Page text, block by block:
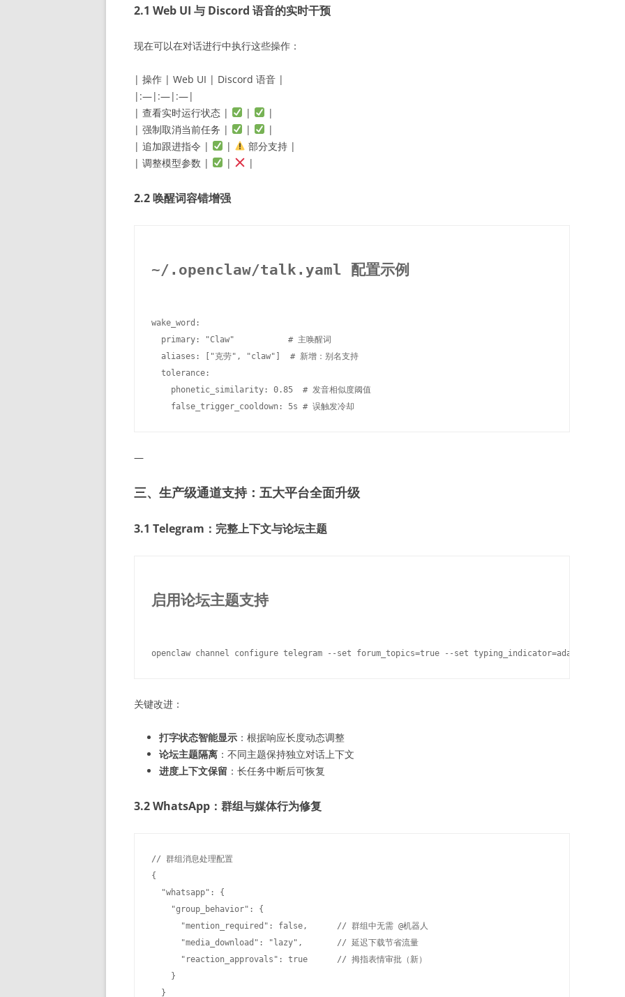
2.1 Web UI 与 Discord 语音的实时干预
现在可以在对话进行中执行这些操作：
| 操作 | Web UI | Discord 语音 |
|:—|:—|:—|
| 查看实时运行状态 |
|
|
| 强制取消当前任务 |
|
|
| 追加跟进指令 |
|
部分支持 |
| 调整模型参数 |
| |
2.2 唤醒词容错增强
~/.openclaw/talk.yaml 配置示例
wake_word:
  primary: "Claw"           # 主唤醒词
  aliases: ["克劳", "claw"]  # 新增：别名支持
  tolerance:
    phonetic_similarity: 0.85  # 发音相似度阈值
—
三、生产级通道支持：五大平台全面升级
3.1 Telegram：完整上下文与论坛主题
启用论坛主题支持
关键改进：
打字状态智能显示 ：根据响应长度动态调整
论坛主题隔离 ：不同主题保持独立对话上下文
进度上下文保留 ：长任务中断后可恢复
3.2 WhatsApp：群组与媒体行为修复
// 群组消息处理配置
{
  "whatsapp": {
    "group_behavior": {
      "mention_required": false,      // 群组中无需 @机器人
      "media_download": "lazy",       // 延迟下载节省流量
      "reaction_approvals": true      // 拇指表情审批（新）
    }
  }